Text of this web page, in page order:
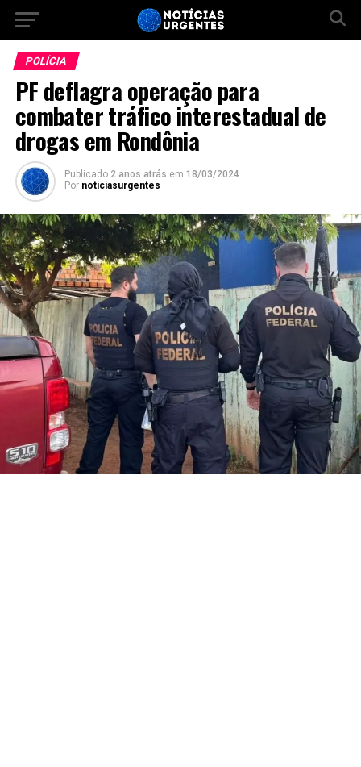
POLÍCIA
PF deflagra operação para
combater tráfico interestadual de
drogas em Rondônia
Publicado 2 anos atrás em 18/03/2024
Por noticiasurgentes